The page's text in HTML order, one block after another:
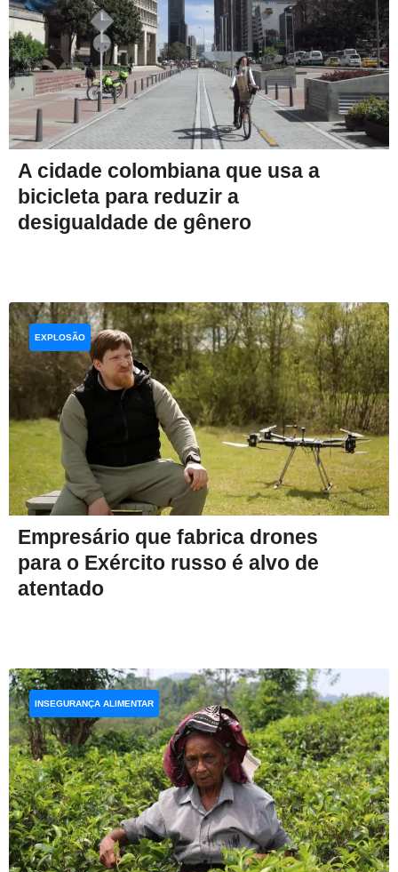
A cidade colombiana que usa a
bicicleta para reduzir a
desigualdade de gênero
Empresário que fabrica drones
para o Exército russo é alvo de
atentado
EXPLOSÃO
INSEGURANÇA ALIMENTAR